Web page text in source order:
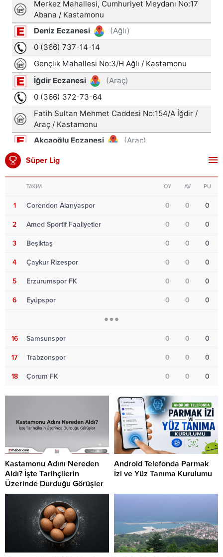
Süper Lig
TAKIM OY AV PU
1 Corendon Alanyaspor 0 0 0
2 Amed Sportif Faaliyetler 0 0 0
3 Beşiktaş 0 0 0
4 Çaykur Rizespor 0 0 0
5 Erzurumspor FK 0 0 0
6 Eyüpspor 0 0 0
16 Samsunspor 0 0 0
17 Trabzonspor 0 0 0
18 Çorum FK 0 0 0
Kastamonu Adını Nereden
Aldı? İşte Tarihçilerin
Üzerinde Durduğu Görüşler
Android Telefonda Parmak
İzi ve Yüz Tanıma Kurulumu